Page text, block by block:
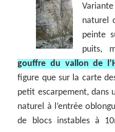
naturel
peinte
puits,
gouffre du vallon de
figure que sur la carte
petit escarpement, dans
naturel à l’entrée
de blocs instables à